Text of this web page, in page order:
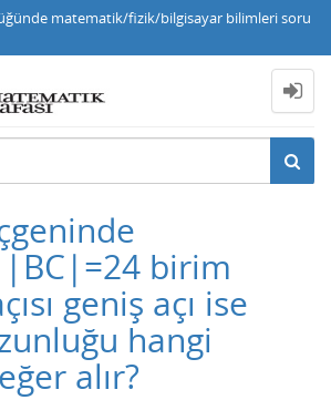
matematik/fizik/bilgisayar bilimleri soru
birim
geniş açı ise
hangi
alır?